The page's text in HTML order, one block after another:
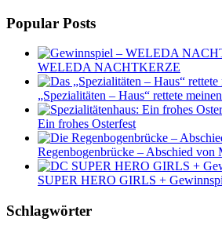
Popular Posts
WELEDA NACHTKERZE
„Spezialitäten – Haus“ rettete
Ein frohes Osterfest
Regenbogenbrücke – Abschied von
SUPER HERO GIRLS +
Schlagwörter